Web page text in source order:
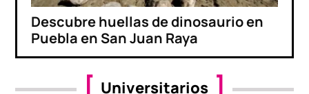
Descubre huellas de dinosaurio en
Puebla en San Juan Raya
Universitarios